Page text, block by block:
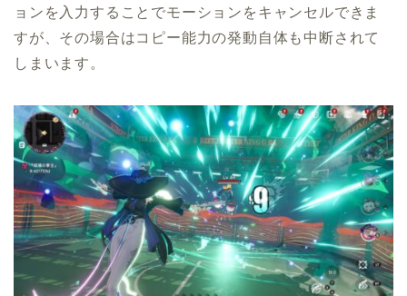
ョンを入力することでモーションをキャンセルできま
すが、その場合はコピー能力の発動自体も中断されて
しまいます。